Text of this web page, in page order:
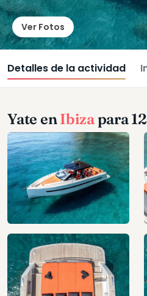
Ver Fotos
Detalles de la actividad
Yate enIbizapara